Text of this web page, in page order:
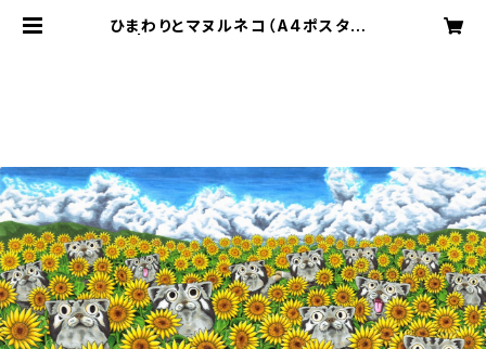
ひまわりとマヌルネコ（A4ポスター）